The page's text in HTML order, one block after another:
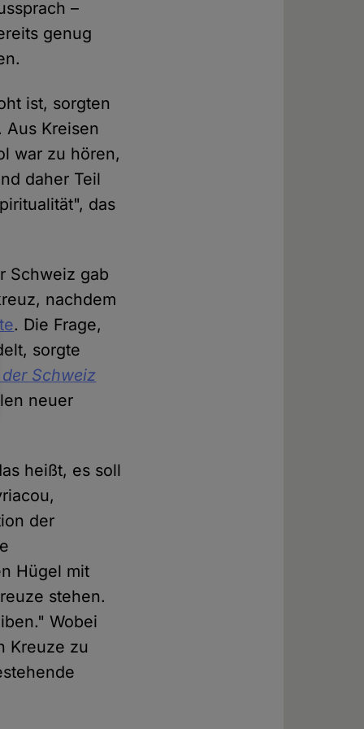
–
genug
ist, sorgten
Aus Kreisen
war zu hören,
daher Teil
das
Schweiz gab
nachdem
. Die Frage,
sorgte
der Schweiz
neuer
heißt, es soll
der
Hügel mit
stehen.
Wobei
Kreuze zu